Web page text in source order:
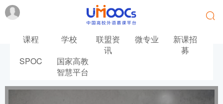
课程 学校
联盟资
讯
微专业
新课招
募
SPOC
国家高教
智慧平台